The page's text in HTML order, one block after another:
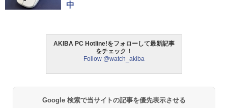
中
AKIBA PC Hotline!をフォローして最新記事
をチェック！
Follow @watch_akiba
Google 検索で当サイトの記事を優先表示させる